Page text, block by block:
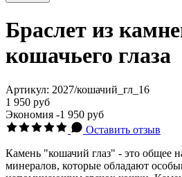
Браслет из
кошачьего глаза
Артикул: 2027/кошачий_гл_16
1 950 руб
Экономия -1 950 руб
Оставить отзыв
Камень "кошачий глаз" - это общее
минералов, которые обладают